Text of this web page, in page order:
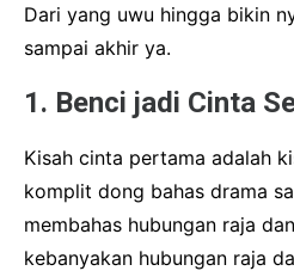
Dari yang uwu hingga bikin
sampai akhir ya.
1. Benci jadi Cinta
Kisah cinta pertama adalah
komplit dong bahas drama
membahas hubungan raja
kebanyakan hubungan raja